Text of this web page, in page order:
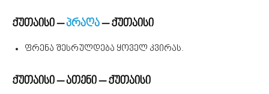
ქუთაისი –პრაღა– ქუთაისი
ფრენა შესრულდება ყოველ კვირას.
ქუთაისი – ათენი – ქუთაისი